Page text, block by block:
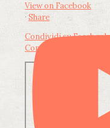
View on Facebook
· Share
Condividi su Facebook
Condividi su LinkedIn